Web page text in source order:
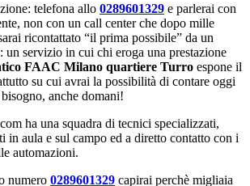
telefona allo 0289601329 e parlerai con
non con un call center che dopo mille
ricontattato “il prima possibile” da un
servizio in cui chi eroga una prestazione
FAAC Milano quartiere Turro espone il
su cui avrai la possibilità di contare oggi
anche domani!
ha una squadra di tecnici specializzati,
in aula e sul campo ed a diretto contatto con i
automazioni.
numero 0289601329 capirai perchè migliaia